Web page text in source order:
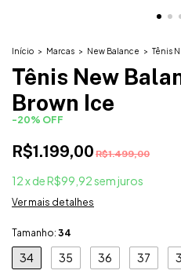
Início > Marcas > New Balance > Tênis
Tênis New
Brown Ice
-20% OFF
R$1.199,00 R$1.499,00
12xdeR$99,92sem juros
Ver mais detalhes
Tamanho: 34
34 35 36 37